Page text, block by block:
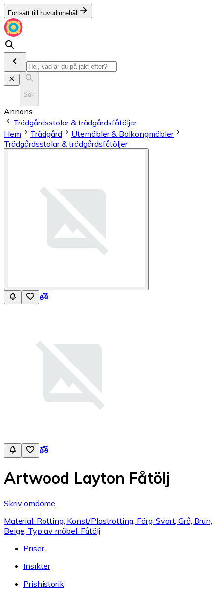
Fortsätt till huvudinnehåll
Sök
Annons
Trädgårdsstolar & trädgårdsfåtöljer
Hem
Trädgård
Utemöbler & Balkongmöbler
Trädgårdsstolar & trädgårdsfåtöljer
Artwood Layton Fåtölj
Skriv omdöme
Material: Rotting, Konst/Plastrotting, Färg: Svart, Grå, Brun,
Beige, Typ av möbel: Fåtölj
Priser
Insikter
Prishistorik